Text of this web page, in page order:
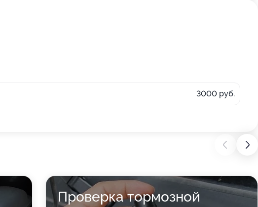
3000 руб.
Проверка тормозной